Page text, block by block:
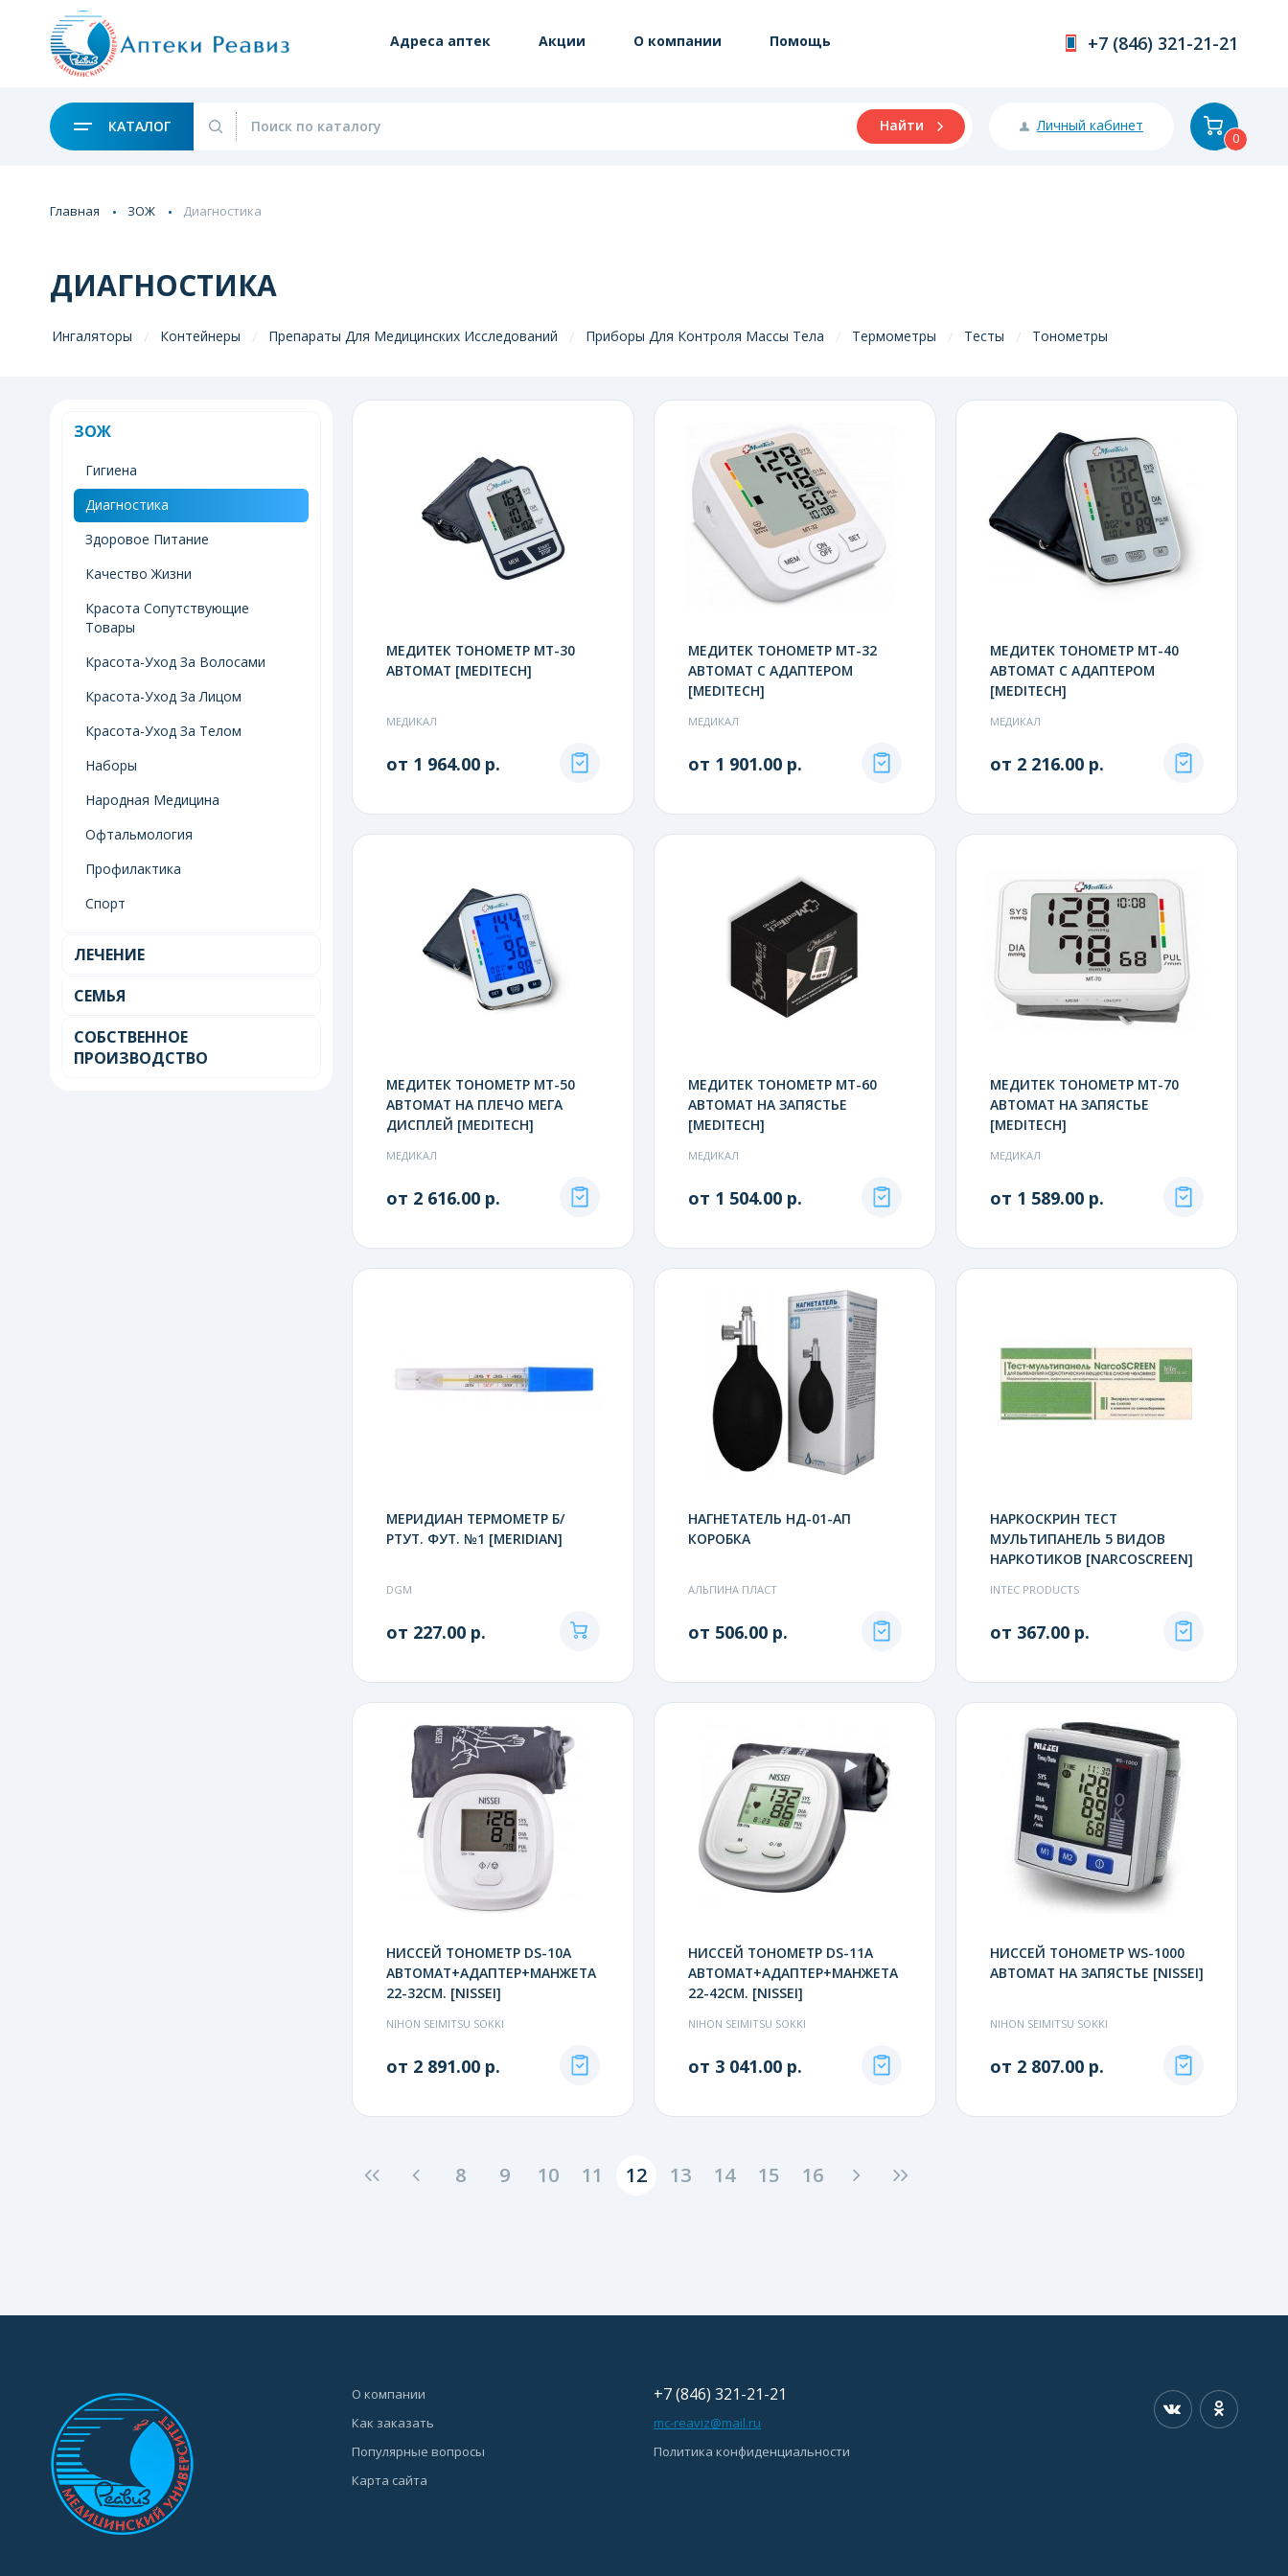
Адреса аптек Акции О компании Помощь +7 (846) 321-21-21
КАТАЛОГ Найти Личный кабинет
0
Главная ЗОЖ Диагностика
ДИАГНОСТИКА
Ингаляторы Контейнеры Препараты Для Медицинских Исследований Приборы Для Контроля Массы Тела Термометры Тесты Тонометры
ЗОЖ
Гигиена
Диагностика
Здоровое Питание
Качество Жизни
Красота Сопутствующие
Товары
Красота-Уход За Волосами
Красота-Уход За Лицом
Красота-Уход За Телом
Наборы
Народная Медицина
Офтальмология
Профилактика
Спорт
ЛЕЧЕНИЕ
СЕМЬЯ
СОБСТВЕННОЕ
ПРОИЗВОДСТВО
МЕДИТЕК ТОНОМЕТР МТ-30
АВТОМАТ [MEDITECH]
МЕДИКАЛ
от 1 964.00 р.
МЕДИТЕК ТОНОМЕТР МТ-32
АВТОМАТ С АДАПТЕРОМ
[MEDITECH]
МЕДИКАЛ
от 1 901.00 р.
МЕДИТЕК ТОНОМЕТР МТ-40
АВТОМАТ С АДАПТЕРОМ
[MEDITECH]
МЕДИКАЛ
от 2 216.00 р.
МЕДИТЕК ТОНОМЕТР МТ-50
АВТОМАТ НА ПЛЕЧО МЕГА
ДИСПЛЕЙ [MEDITECH]
МЕДИКАЛ
от 2 616.00 р.
МЕДИТЕК ТОНОМЕТР МТ-60
АВТОМАТ НА ЗАПЯСТЬЕ
[MEDITECH]
МЕДИКАЛ
от 1 504.00 р.
МЕДИТЕК ТОНОМЕТР МТ-70
АВТОМАТ НА ЗАПЯСТЬЕ
[MEDITECH]
МЕДИКАЛ
от 1 589.00 р.
МЕРИДИАН ТЕРМОМЕТР Б/
РТУТ. ФУТ. №1 [MERIDIAN]
DGM
от 227.00 р.
НАГНЕТАТЕЛЬ НД-01-АП
КОРОБКА
АЛЬПИНА ПЛАСТ
от 506.00 р.
НАРКОСКРИН ТЕСТ
МУЛЬТИПАНЕЛЬ 5 ВИДОВ
НАРКОТИКОВ [NARCOSCREEN]
INTEC PRODUCTS
от 367.00 р.
НИССЕЙ ТОНОМЕТР DS-10A
АВТОМАТ+АДАПТЕР+МАНЖЕТА
22-32СМ. [NISSEI]
NIHON SEIMITSU SOKKI
от 2 891.00 р.
НИССЕЙ ТОНОМЕТР DS-11A
АВТОМАТ+АДАПТЕР+МАНЖЕТА
22-42СМ. [NISSEI]
NIHON SEIMITSU SOKKI
от 3 041.00 р.
НИССЕЙ ТОНОМЕТР WS-1000
АВТОМАТ НА ЗАПЯСТЬЕ [NISSEI]
NIHON SEIMITSU SOKKI
от 2 807.00 р.
8 9 10 11 12 13 14 15 16
О компании
Как заказать
Популярные вопросы
Карта сайта
+7 (846) 321-21-21
mc-reaviz@mail.ru
Политика конфиденциальности